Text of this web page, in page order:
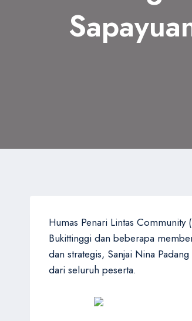
Humas Penari Lintas Community
Bukittinggi dan beberapa
dan strategis, Sanjai Nina
dari seluruh peserta.